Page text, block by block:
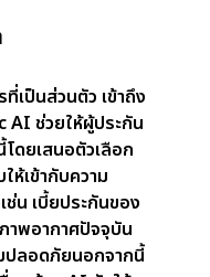
ล้องกัน และอนุมัติการ
ญ ผู้ประกันภัยสามารถ
ขณะที่จัดการปริมาณ
ณภาพการบริการลดลง
ารฉ้อโกง